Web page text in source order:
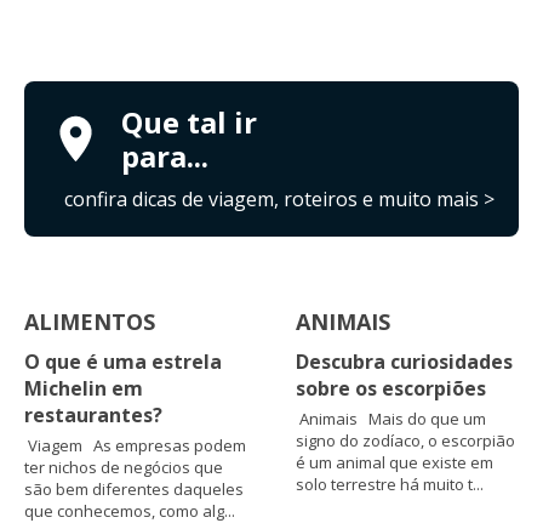
Que tal ir
para...
confira dicas de viagem, roteiros e muito mais >
ALIMENTOS
O que é uma estrela
Michelin em
restaurantes?
Viagem As empresas podem
ter nichos de negócios que
são bem diferentes daqueles
que conhecemos, como alg...
ANIMAIS
Descubra curiosidades
sobre os escorpiões
Animais Mais do que um
signo do zodíaco, o escorpião
é um animal que existe em
solo terrestre há muito t...